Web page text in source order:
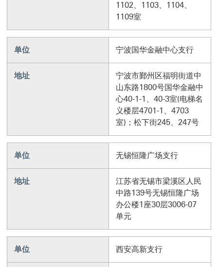
1102、1103、1104、
1109室
单位 宁波国华金融中心支行
地址
宁波市鄞州区福明街道中
山东路1800号国华金融中
心40-1-1、40-3室(电梯名
义楼层4701-1、4703
室)；松下街245、247号
单位 无锡恒隆广场支行
地址
江苏省无锡市梁溪区人民
中路139号无锡恒隆广场
办公楼1座30层3006-07
单元
单位 西安高新支行